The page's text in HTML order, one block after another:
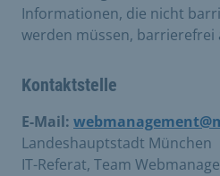
Informationen, die nicht
werden müssen, barrierefrei
Kontaktstelle
E-Mail:
Landeshauptstadt München
IT-Referat, Team